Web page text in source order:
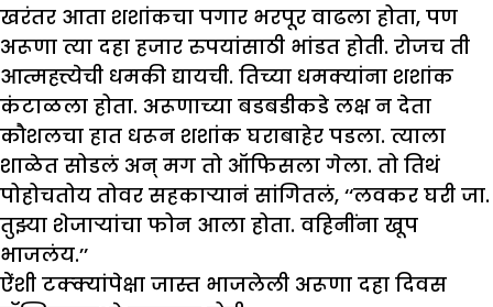
खरंतर आता शशांकचा पगार भरपूर वाढला होता, पण
अरूणा त्या दहा हजार रुपयांसाठी भांडत होती. रोजच ती
आत्महत्त्येची धमकी द्यायची. तिच्या धमक्यांना शशांक
कंटाळला होता. अरूणाच्या बडबडीकडे लक्ष न देता
कौशलचा हात धरून शशांक घराबाहेर पडला. त्याला
शाळेत सोडलं अन् मग तो ऑफिसला गेला. तो तिथं
पोहोचतोय तोवर सहकाऱ्यानं सांगितलं, ‘‘लवकर घरी जा.
तुझ्या शेजाऱ्यांचा फोन आला होता. वहिनींना खूप
भाजलंय.’’
ऐंशी टक्क्यांपेक्षा जास्त भाजलेली अरूणा दहा दिवस